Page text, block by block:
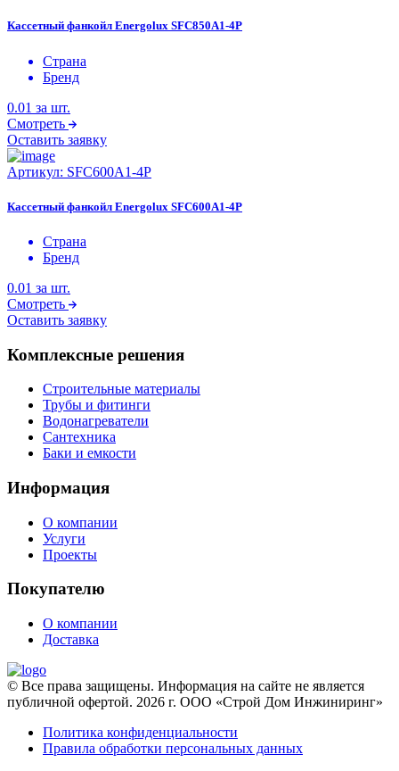
Кассетный фанкойл Energolux SFC850A1-4P
Страна
Бренд
0.01 за шт.
Смотреть
Оставить заявку
Артикул: SFC600A1-4P
Кассетный фанкойл Energolux SFC600A1-4P
Страна
Бренд
0.01 за шт.
Смотреть
Оставить заявку
Комплексные решения
Строительные материалы
Трубы и фитинги
Водонагреватели
Сантехника
Баки и емкости
Информация
О компании
Услуги
Проекты
Покупателю
О компании
Доставка
© Все права защищены. Информация на сайте не является
публичной офертой. 2026 г. ООО «Строй Дом Инжиниринг»
Политика конфиденциальности
Правила обработки персональных данных